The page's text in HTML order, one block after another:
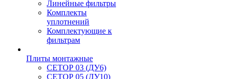
Линейные фильтры
Комплекты
уплотнений
Комплектующие к
фильтрам
Плиты монтажные
CЕТОР 03 (ДУ6)
CЕТОР 05 (ДУ10)